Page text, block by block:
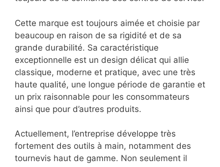
Cette marque est toujours aimée et choisie par
beaucoup en raison de sa rigidité et de sa
grande durabilité. Sa caractéristique
exceptionnelle est un design délicat qui allie
classique, moderne et pratique, avec une très
haute qualité, une longue période de garantie et
un prix raisonnable pour les consommateurs
ainsi que pour d’autres produits.
Actuellement, l’entreprise développe très
fortement des outils à main, notamment des
tournevis haut de gamme. Non seulement il